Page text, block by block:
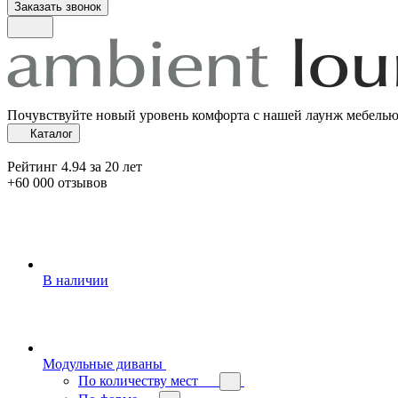
Заказать звонок
Почувствуйте новый уровень комфорта с нашей лаунж мебелью
Каталог
Рейтинг 4.94 за 20 лет
+60 000 отзывов
В наличии
Модульные диваны
По количеству мест